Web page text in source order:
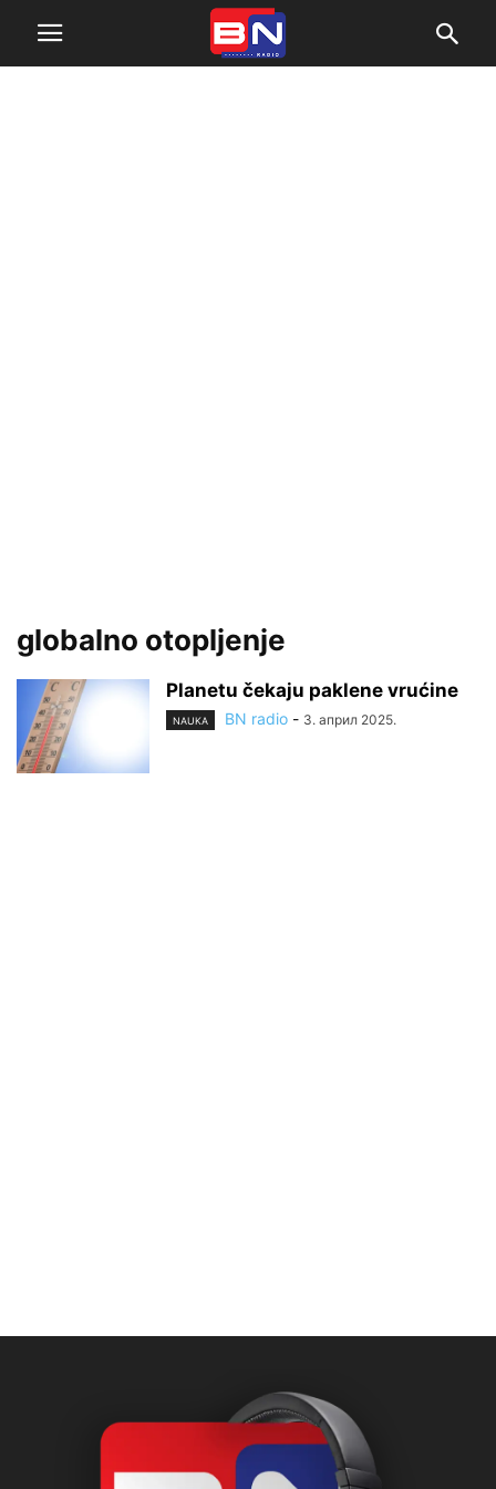
globalno otopljenje
Planetu čekaju paklene vrućine
NAUKA BN radio - 3. април 2025.